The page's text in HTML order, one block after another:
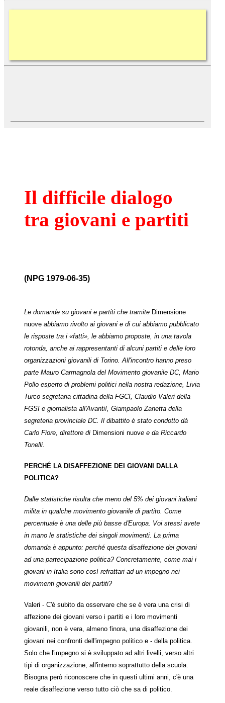
Il difficile dialogo
tra giovani e partiti
(NPG 1979-06-35)
Le domande su giovani e partiti che tramite Dimensione
nuove abbiamo rivolto ai giovani e di cui abbiamo pubblicato
le risposte tra i «fatti», le abbiamo proposte, in una tavola
rotonda, anche ai rappresentanti di alcuni partiti e delle loro
organizzazioni giovanili di Torino. All'incontro hanno preso
parte Mauro Carmagnola del Movimento giovanile DC, Mario
Pollo esperto di problemi politici nella nostra redazione, Livia
Turco segretaria cittadina della FGCI, Claudio Valeri della
FGSI e giornalista all'Avanti!, Giampaolo Zanetta della
segreteria provinciale DC. Il dibattito è stato condotto dà
Carlo Fiore, direttore di Dimensioni nuove e da Riccardo
Tonelli.
PERCHÉ LA DISAFFEZIONE DEI GIOVANI DALLA
POLITICA?
Dalle statistiche risulta che meno del 5% dei giovani italiani
milita in qualche movimento giovanile di partito. Come
percentuale è una delle più basse d'Europa. Voi stessi avete
in mano le statistiche dei singoli movimenti. La prima
domanda è appunto: perché questa disaffezione dei giovani
ad una partecipazione politica? Concretamente, come mai i
giovani in Italia sono così refrattari ad un impegno nei
movimenti giovanili dei partiti?
Valeri - C'è subito da osservare che se è vera una crisi di
affezione dei giovani verso i partiti e i loro movimenti
giovanili, non è vera, almeno finora, una disaffezione dei
giovani nei confronti dell'impegno politico e - della politica.
Solo che l'impegno si è sviluppato ad altri livelli, verso altri
tipi di organizzazione, all'interno soprattutto della scuola.
Bisogna però riconoscere che in questi ultimi anni, c'è una
reale disaffezione verso tutto ciò che sa di politico.